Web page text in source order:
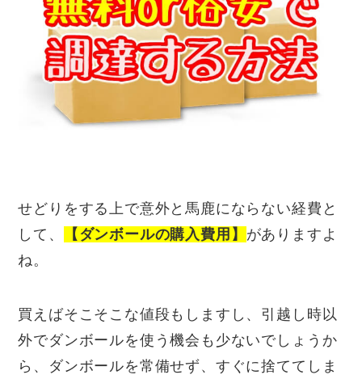
せどりをする上で意外と馬鹿にならない経費と
して、
【ダンボールの購入費用】 がありますよ
ね。
買えばそこそこな値段もしますし、引越し時以
外でダンボールを使う機会も少ないでしょうか
ら、ダンボールを常備せず、すぐに捨ててしま